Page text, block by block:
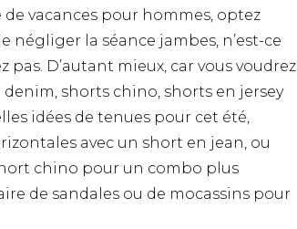
vacances pour hommes, optez
négliger la séance jambes, n’est-ce
pas. D’autant mieux, car vous voudrez
shorts chino, shorts en jersey
idées de tenues pour cet été,
avec un short en jean, ou
chino pour un combo plus
de sandales ou de mocassins pour